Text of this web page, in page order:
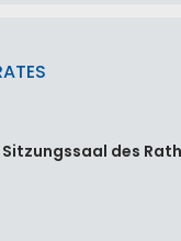
Sitzungssaal des